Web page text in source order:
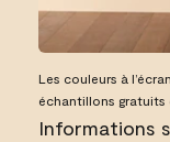
Les couleurs à
échantillons gratuits
Informations